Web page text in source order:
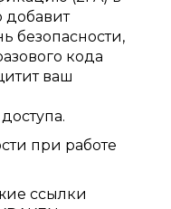
добавит
безопасности,
кода
ваш
при работе
ссылки